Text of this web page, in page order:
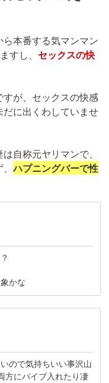
本番する気マンマン
すし、 セックスの快
が、セックスの快感
に出くわしていませ
自称元ヤリマンで、
、ハプニングバーで性
かな
ので気持ちいい事沢山
方にバイブ入れたり凄